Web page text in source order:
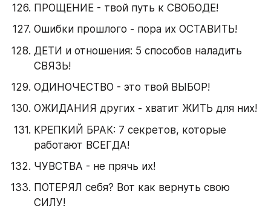
ПРОЩЕНИЕ - твой путь к СВОБОДЕ!
Ошибки прошлого - пора их ОСТАВИТЬ!
ДЕТИ и отношения: 5 способов наладить
СВЯЗЬ!
ОДИНОЧЕСТВО - это твой ВЫБОР!
ОЖИДАНИЯ других - хватит ЖИТЬ для них!
КРЕПКИЙ БРАК: 7 секретов, которые
работают ВСЕГДА!
ЧУВСТВА - не прячь их!
ПОТЕРЯЛ себя? Вот как вернуть свою
СИЛУ!